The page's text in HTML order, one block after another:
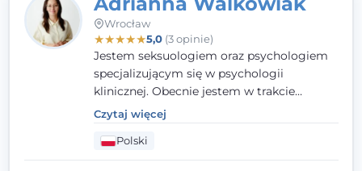
Wrocław
★★★★★5,0(3 opinie)
Jestem seksuologiem oraz psychologiem
specjalizującym się w psychologii
klinicznej. Obecnie jestem w trakcie
szkolenia na psychoterapeutę
systemowego. Posiadam status członka
nadzwyczajnego Wielkopolskiego
Towarzystwa Terapii Systemowej oraz
Czytaj więcej
Polski